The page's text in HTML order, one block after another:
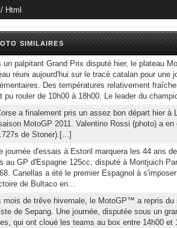
Html
SIMILAIRES
un palpitant Grand Prix disputé hier, le plateau
réuni aujourd'hui sur le tracé catalan pour une
Des températures relativement
pu rouler de 10h00 à 18h00. Le leader du
a finalement pris un assez bon départ hier à
MotoGP 2011. Valentino Rossi (photo) a
de Stoner).[...]
journée d'essais à Estoril marquera les 44 ans
au GP d'Espagne 125cc, disputé à Montjuich
Canellas a été le premier Espagnol à
de Bultaco en...
mois de trêve hivernale, le MotoGP™ a repris du
de Sepang. Une journée, disputée sous un
qui ont cloué les teams au box entre 14h00 et